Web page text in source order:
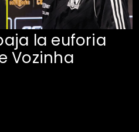
la euforia
Vozinha